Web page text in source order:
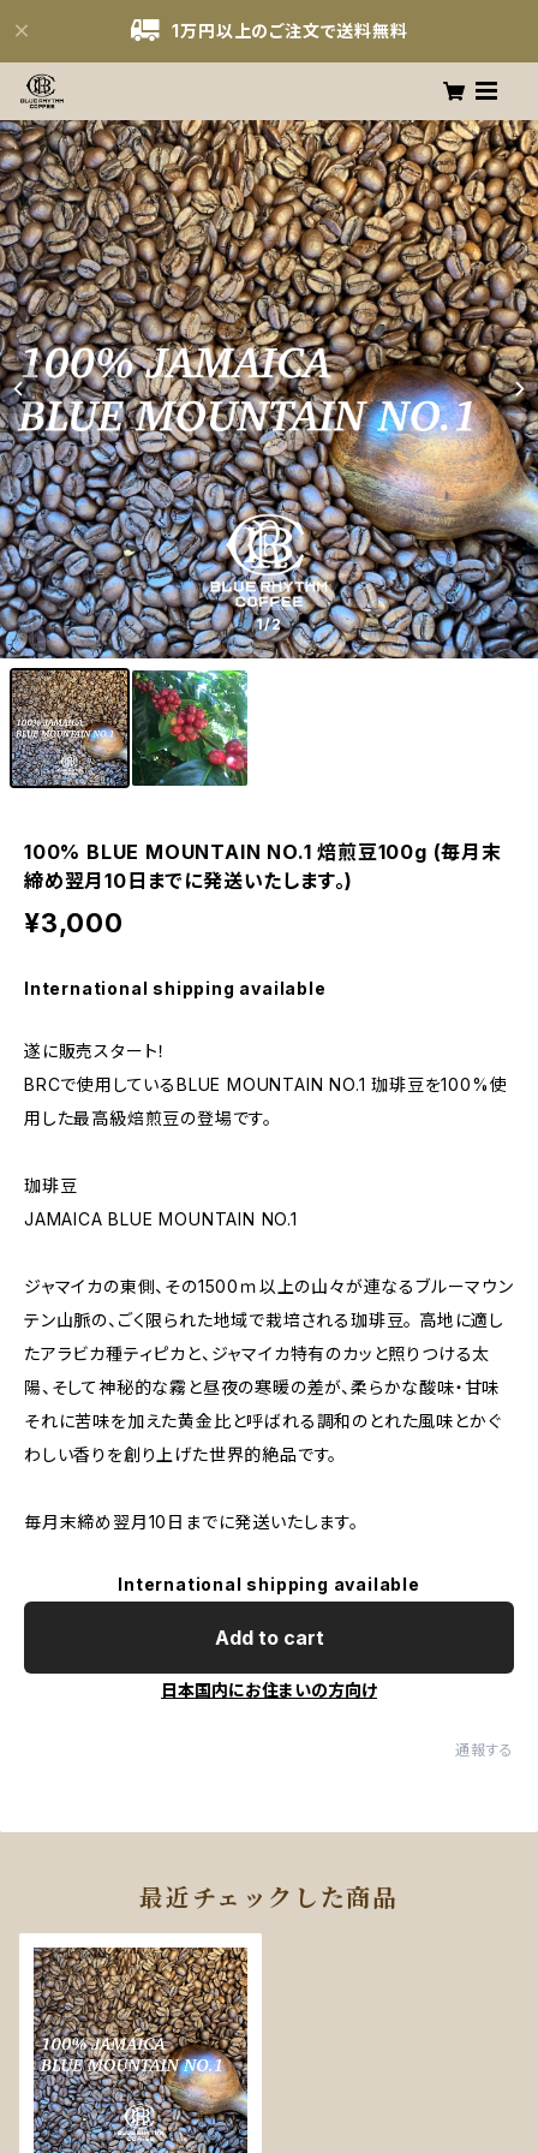
1万円以上のご注文で送料無料
1/2
100% BLUE MOUNTAIN NO.1 焙煎豆100g (毎月末
締め翌月10日までに発送いたします。)
¥3,000
International shipping available
遂に販売スタート！
BRCで使用しているBLUE MOUNTAIN NO.1 珈琲豆を100%使
用した最高級焙煎豆の登場です。
珈琲豆
JAMAICA BLUE MOUNTAIN NO.1
ジャマイカの東側、その1500ｍ以上の山々が連なるブルーマウン
テン山脈の、ごく限られた地域で栽培される珈琲豆。 高地に適し
たアラビカ種ティピカと、ジャマイカ特有のカッと照りつける太
陽、そして神秘的な霧と昼夜の寒暖の差が、柔らかな酸味・甘味
それに苦味を加えた黄金比と呼ばれる調和のとれた風味とかぐ
わしい香りを創り上げた世界的絶品です。
毎月末締め翌月10日までに発送いたします。
International shipping available
Add to cart
日本国内にお住まいの方向け
通報する
最近チェックした商品